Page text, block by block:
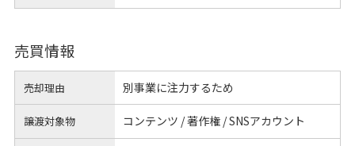
売買情報
売却理由 別事業に注力するため
譲渡対象物 コンテンツ / 著作権 / SNSアカウント